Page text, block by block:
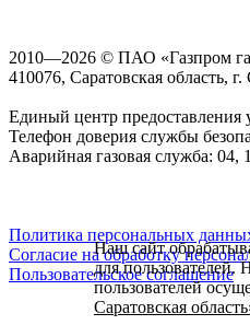
2010—2026 © ПАО «Газпром
410076, Саратовская область,
Единый центр предоставления
Телефон доверия службы
Аварийная газовая служба: 04,
Политика персональных
Согласие на обработку
Пользовательское соглашение
Наш сайт
для пользователей.
пользователей
Саратовская